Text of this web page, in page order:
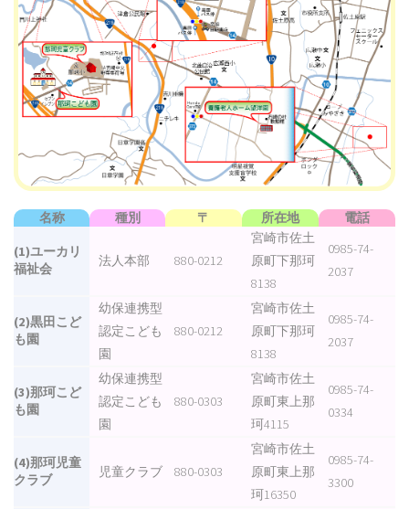
名称 種別 〒 所在地 電話
(1)ユーカリ
福祉会
法人本部 880-0212
宮崎市佐土
原町下那珂
8138
0985-74-
2037
(2)黒田こど
も園
幼保連携型
認定こども
園
880-0212
宮崎市佐土
原町下那珂
8138
0985-74-
2037
(3)那珂こど
も園
幼保連携型
認定こども
園
880-0303
宮崎市佐土
原町東上那
珂4115
0985-74-
0334
(4)那珂児童
クラブ
児童クラブ 880-0303
宮崎市佐土
原町東上那
珂16350
0985-74-
3300